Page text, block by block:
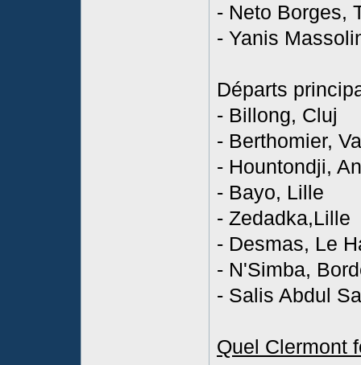
- Neto Borges,
- Yanis
Départs
- Billong, Cluj
- Berthomier,
- Hountondji,
- Bayo, Lille
- Zedadka,Lille
- Desmas, Le
- N'Simba,
- Salis Abdul
Quel Clermont